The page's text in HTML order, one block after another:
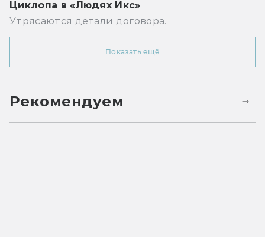
Циклопа в «Людях Икс»
Утрясаются детали договора.
Показать ещё
Рекомендуем